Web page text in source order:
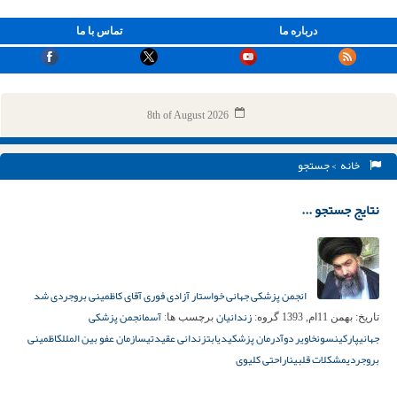
تماس با ما درباره ما
8th of August 2026
خانه > جستجو
نتایج جستجو ...
انجمن پزشکی جهانی خواستار آزادی فوری آقای کاظمینی بروجردی شد
تاریخ: بهمن 11ام, 1393 گروه: زندانیان برچسب ها: آسمانجمن پزشکی
جهانیپارکینسونخاویر دوآدرمان پزشکیدیابتزندانی عقیدتیسازمان عفو بین المللکاظمینی
بروجردیمشکلات قلبیناراحتی کلیوی